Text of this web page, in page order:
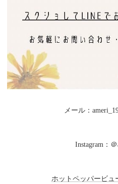
メール：
Instagram：＠
ホットペッパービュ